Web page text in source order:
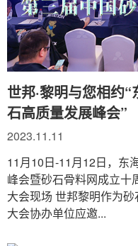
世邦·黎明与您相
石高质量发展峰会”
2023.11.11
11月10日-11月12日，东
峰会暨砂石骨料网成立
大会现场 世邦黎明作为
大会协办单位应邀...